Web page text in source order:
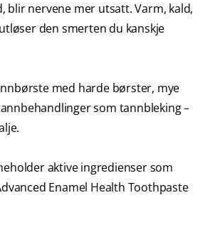
blir nervene mer utsatt. Varm, kald,
den smerten du kanskje
med harde børster, mye
som tannbleking –
aktive ingredienser som
Enamel Health Toothpaste